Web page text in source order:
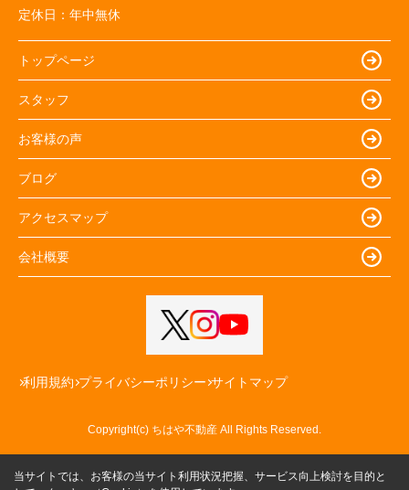
定休日： 年中無休
トップページ
スタッフ
お客様の声
ブログ
アクセスマップ
会社概要
利用規約 プライバシーポリシー サイトマップ
Copyright(c) ちはや不動産 All Rights Reserved.
当サイトでは、お客様の当サイト利用状況把握、サービス向上検討を目的と